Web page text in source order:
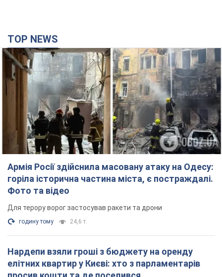
TOP NEWS
Армія Росії здійснила масовану атаку на Одесу:
горіла історична частина міста, є постраждалі.
Фото та відео
Для терору ворог застосував ракети та дрони
годину тому 24,6 т.
Нардепи взяли гроші з бюджету на оренду
елітних квартир у Києві: хто з парламентарів